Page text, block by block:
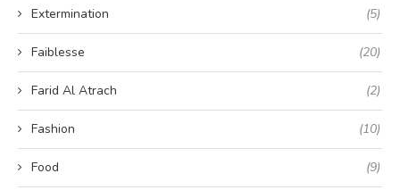
Extermination (5)
Faiblesse (20)
Farid Al Atrach (2)
Fashion (10)
Food (9)